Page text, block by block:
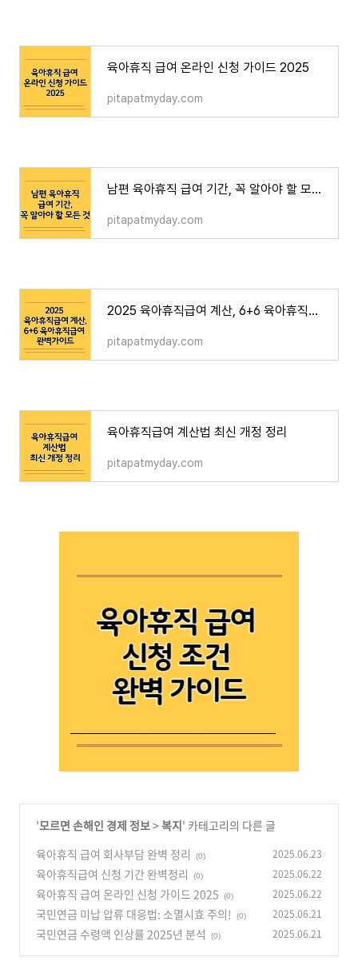
육아휴직 급여 온라인 신청 가이드 2025
pitapatmyday.com
남편 육아휴직 급여 기간, 꼭 알아야 할 모든 것
pitapatmyday.com
2025 육아휴직급여 계산, 6+6 육아휴직급여 완벽가이드
pitapatmyday.com
육아휴직급여 계산법 최신 개정 정리
pitapatmyday.com
'모르면 손해인 경제 정보>복지' 카테고리의 다른 글
육아휴직 급여 회사부담 완벽 정리
(0) 2025.06.23
육아휴직급여 신청 기간 완벽정리 (0) 2025.06.22
육아휴직 급여 온라인 신청 가이드 2025 (0) 2025.06.22
국민연금 미납 압류 대응법: 소멸시효 주의! (0) 2025.06.21
국민연금 수령액 인상률 2025년 분석 (0) 2025.06.21